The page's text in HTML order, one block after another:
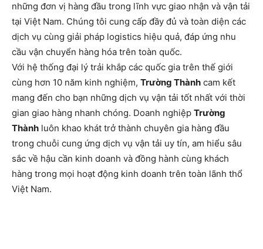
những đơn vị hàng đầu trong lĩnh vực giao nhận và vận tải
tại Việt Nam. Chúng tôi cung cấp đầy đủ và toàn diện các
dịch vụ cùng giải pháp logistics hiệu quả, đáp ứng nhu
cầu vận chuyển hàng hóa trên toàn quốc.
Với hệ thống đại lý trải khắp các quốc gia trên thế giới
cùng hơn 10 năm kinh nghiệm, Trường Thành cam kết
mang đến cho bạn những dịch vụ vận tải tốt nhất với thời
gian giao hàng nhanh chóng. Doanh nghiệp Trường
Thành luôn khao khát trở thành chuyên gia hàng đầu
trong chuỗi cung ứng dịch vụ vận tải uy tín, am hiểu sâu
sắc về hậu cần kinh doanh và đồng hành cùng khách
hàng trong mọi hoạt động kinh doanh trên toàn lãnh thổ
Việt Nam.